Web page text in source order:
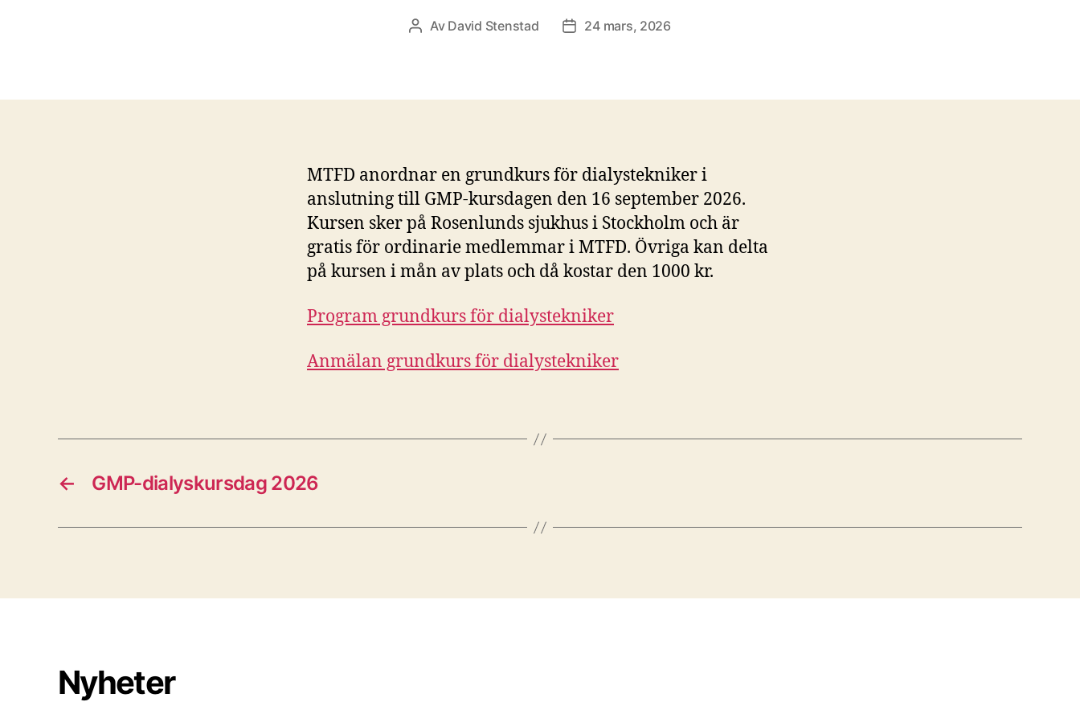
Inläggsförfattare
Av David Stenstad Inläggsdatum
24 mars, 2026
MTFD anordnar en grundkurs för dialystekniker i
anslutning till GMP-kursdagen den 16 september 2026.
Kursen sker på Rosenlunds sjukhus i Stockholm och är
gratis för ordinarie medlemmar i MTFD. Övriga kan delta
på kursen i mån av plats och då kostar den 1000 kr.
Program grundkurs för dialystekniker
Anmälan grundkurs för dialystekniker
← GMP-dialyskursdag 2026
Nyheter